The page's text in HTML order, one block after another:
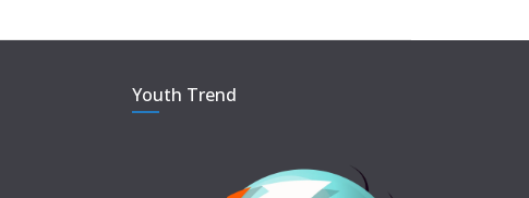
Youth Trend